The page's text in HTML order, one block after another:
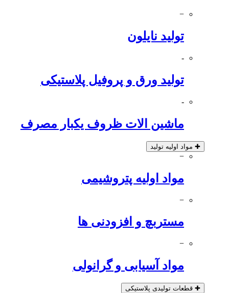
−
تولید نایلون
-
تولید ورق و پروفیل پلاستیکی
-
ماشین الات ظروف یکبار مصرف
✚ مواد اولیه تولید
−
مواد اولیه پتروشیمی
−
مستربچ و افزودنی ها
−
مواد آسیابی و گرانولی
✚ قطعات تولیدی پلاستیکی